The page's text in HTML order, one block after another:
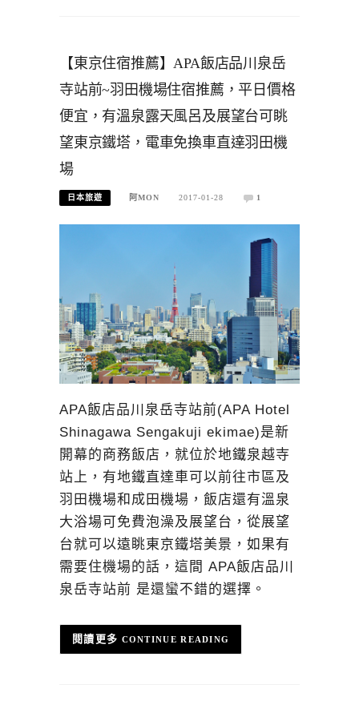
【東京住宿推薦】APA飯店品川泉岳
寺站前~羽田機場住宿推薦，平日價格
便宜，有溫泉露天風呂及展望台可眺
望東京鐵塔，電車免換車直達羽田機
場
日本旅遊 阿MON 2017-01-28 1
APA飯店品川泉岳寺站前(APA Hotel
Shinagawa Sengakuji ekimae)是新
開幕的商務飯店，就位於地鐵泉越寺
站上，有地鐵直達車可以前往市區及
羽田機場和成田機場，飯店還有溫泉
大浴場可免費泡澡及展望台，從展望
台就可以遠眺東京鐵塔美景，如果有
需要住機場的話，這間 APA飯店品川
泉岳寺站前 是還蠻不錯的選擇。
CONTINUE READING